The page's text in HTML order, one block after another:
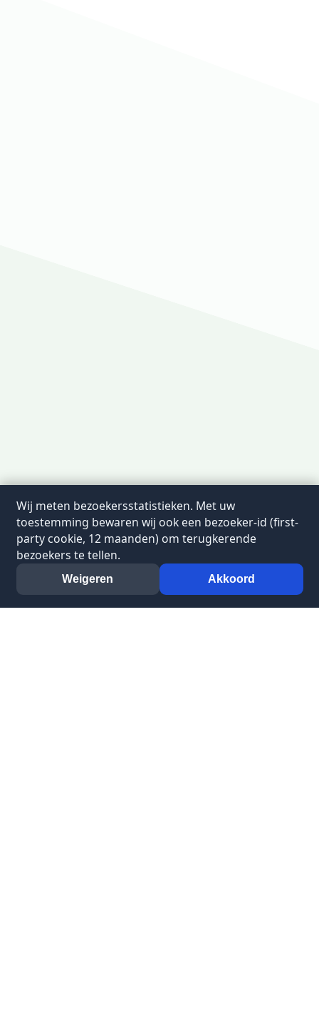
Wij meten bezoekersstatistieken. Met uw
toestemming bewaren wij ook een bezoeker-id (first-
party cookie, 12 maanden) om terugkerende
bezoekers te tellen.
Weigeren Akkoord